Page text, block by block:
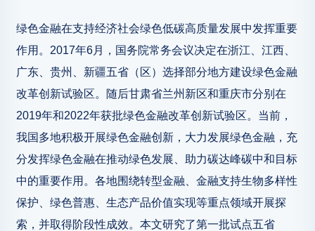
绿色金融在支持经济社会绿色低碳高质量发展中发挥重要
作用。2017年6月，国务院常务会议决定在浙江、江西、
广东、贵州、新疆五省（区）选择部分地方建设绿色金融
改革创新试验区。随后甘肃省兰州新区和重庆市分别在
2019年和2022年获批绿色金融改革创新试验区。当前，
我国多地积极开展绿色金融创新，大力发展绿色金融，充
分发挥绿色金融在推动绿色发展、助力碳达峰碳中和目标
中的重要作用。各地围绕转型金融、金融支持生物多样性
保护、绿色普惠、生态产品价值实现等重点领域开展探
索，并取得阶段性成效。本文研究了第一批试点五省